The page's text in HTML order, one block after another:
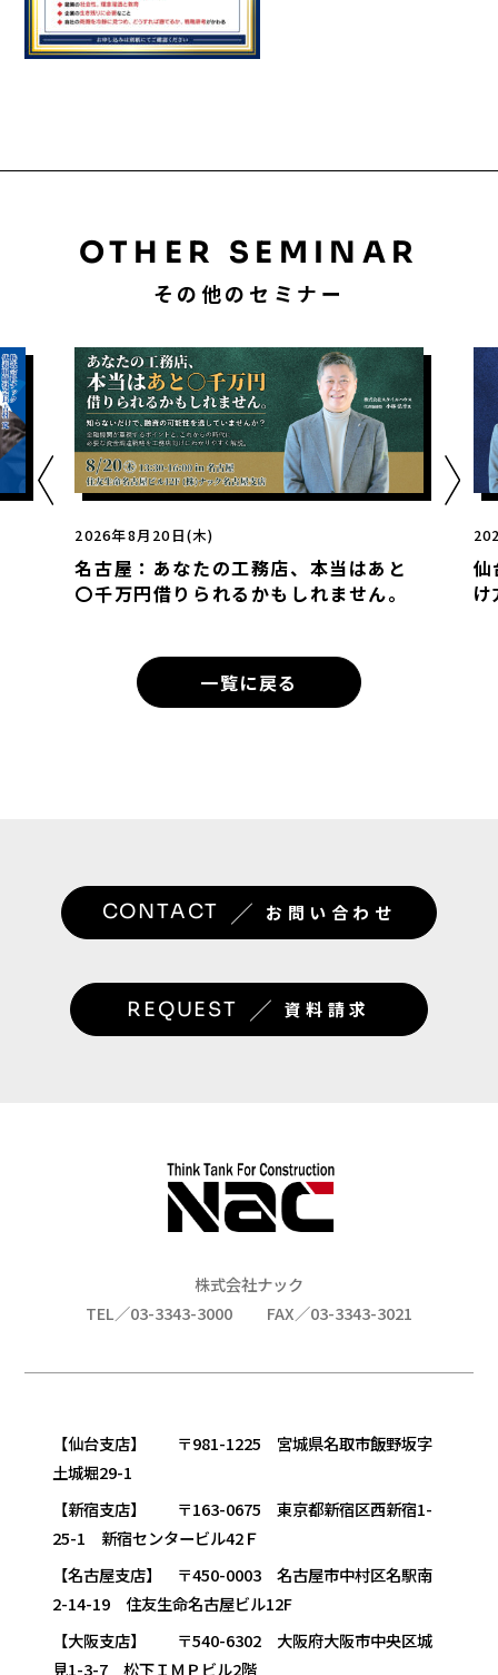
OTHER SEMINAR
その他のセミナー
2026年8月20日(木)
名古屋：あなたの工務店、本当はあと
〇千万円借りられるかもしれません。
仙
一覧に戻る
CONTACT ／ お問い合わせ
REQUEST ／ 資料請求
株式会社ナック
TEL／03-3343-3000
FAX／03-3343-3021
【仙台支店】 〒981-1225 宮城県名取市飯野坂字
土城堀29-1
【新宿支店】 〒163-0675 東京都新宿区西新宿1-
25-1 新宿センタービル42Ｆ
【名古屋支店】 〒450-0003 名古屋市中村区名駅南
2-14-19 住友生命名古屋ビル12F
【大阪支店】 〒540-6302 大阪府大阪市中央区城
見1-3-7 松下ＩＭＰビル2階